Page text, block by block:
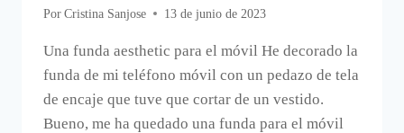
Por Cristina Sanjose 13 de junio de 2023
Una funda aesthetic para el móvil He decorado la
funda de mi teléfono móvil con un pedazo de tela
de encaje que tuve que cortar de un vestido.
Bueno, me ha quedado una funda para el móvil